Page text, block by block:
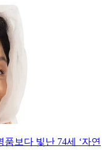
보다 빛난 74세 ‘자연